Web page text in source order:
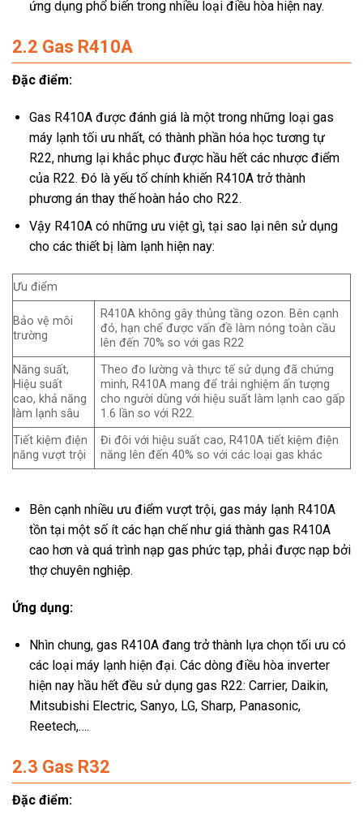
ứng dụng phổ biến trong nhiều loại điều hòa hiện nay.
2.2 Gas R410A
Đặc điểm:
Gas R410A được đánh giá là một trong những loại gas
máy lạnh tối ưu nhất, có thành phần hóa học tương tự
R22, nhưng lại khắc phục được hầu hết các nhược điểm
của R22. Đó là yếu tố chính khiến R410A trở thành
phương án thay thế hoàn hảo cho R22.
Vậy R410A có những ưu việt gì, tại sao lại nên sử dụng
cho các thiết bị làm lạnh hiện nay:
Ưu điểm
Bảo vệ môi
trường
R410A không gây thủng tầng ozon. Bên cạnh
đó, hạn chế được vấn đề làm nóng toàn cầu
lên đến 70% so với gas R22
Năng suất,
Hiệu suất
cao, khả năng
làm lạnh sâu
Theo đo lường và thực tế sử dụng đã chứng
minh, R410A mang để trải nghiệm ấn tượng
cho người dùng với hiệu suất làm lạnh cao gấp
1.6 lần so với R22.
Tiết kiệm điện
năng vượt trội
Đi đôi với hiệu suất cao, R410A tiết kiệm điện
năng lên đến 40% so với các loại gas khác
Bên cạnh nhiều ưu điểm vượt trội, gas máy lạnh R410A
tồn tại một số ít các hạn chế như giá thành gas R410A
cao hơn và quá trình nạp gas phức tạp, phải được nạp bởi
thợ chuyên nghiệp.
Ứng dụng:
Nhìn chung, gas R410A đang trở thành lựa chọn tối ưu có
các loại máy lạnh hiện đại. Các dòng điều hòa inverter
hiện nay hầu hết đều sử dụng gas R22: Carrier, Daikin,
Mitsubishi Electric, Sanyo, LG, Sharp, Panasonic,
Reetech,….
2.3 Gas R32
Đặc điểm: